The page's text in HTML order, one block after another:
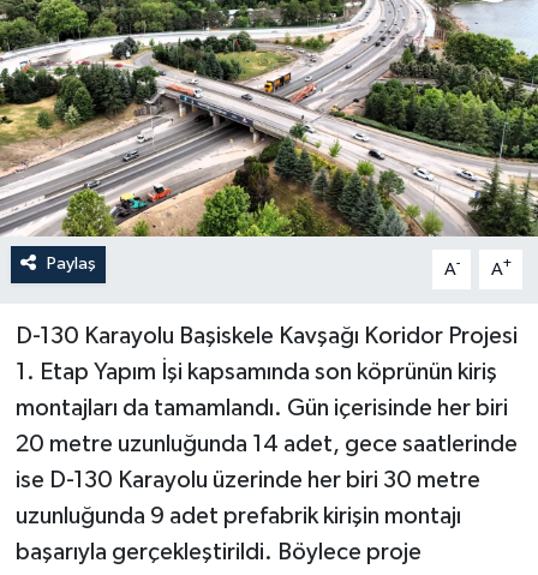
Paylaş A- A+
D-130 Karayolu Başiskele Kavşağı Koridor Projesi
1. Etap Yapım İşi kapsamında son köprünün kiriş
montajları da tamamlandı. Gün içerisinde her biri
20 metre uzunluğunda 14 adet, gece saatlerinde
ise D-130 Karayolu üzerinde her biri 30 metre
uzunluğunda 9 adet prefabrik kirişin montajı
başarıyla gerçekleştirildi. Böylece proje